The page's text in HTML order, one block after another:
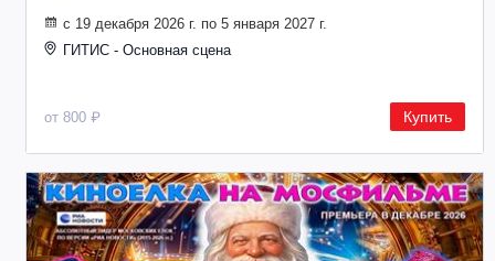
с 19 декабря 2026 г. по 5 января 2027 г.
ГИТИС - Основная сцена
от 800 ₽ Купить